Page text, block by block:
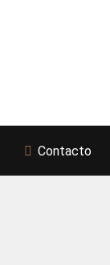
Contacto